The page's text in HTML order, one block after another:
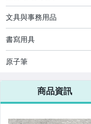
家電與影音視聽
運動、戶外與休閒
文具與事務用品
書寫用具
原子筆
商品資訊